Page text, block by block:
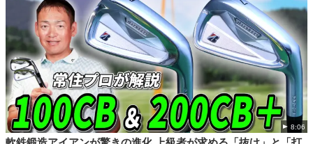
8:06